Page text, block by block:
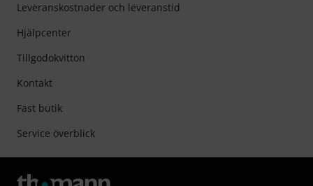
Leveranskostnader och leveranstid
Hjälpcenter
Tillgodokvitton
Kontakt
Fast butik
Service överblick